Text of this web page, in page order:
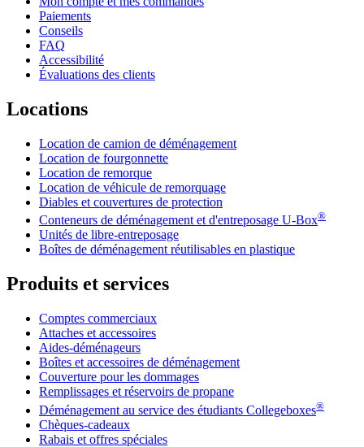
Paiements
Conseils
FAQ
Accessibilité
Évaluations des clients
Locations
Location de camion de déménagement
Location de fourgonnette
Location de remorque
Location de véhicule de remorquage
Diables et couvertures de protection
Conteneurs de déménagement et d'entreposage U-Box®
Unités de libre-entreposage
Boîtes de déménagement réutilisables en plastique
Produits et services
Comptes commerciaux
Attaches et accessoires
Aides-déménageurs
Boîtes et accessoires de déménagement
Couverture pour les dommages
Remplissages et réservoirs de propane
Déménagement au service des étudiants Collegeboxes®
Chèques-cadeaux
Rabais et offres spéciales